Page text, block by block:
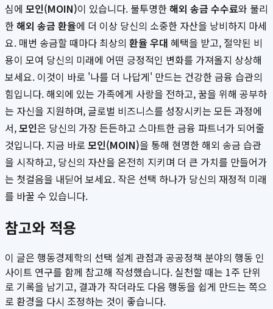
심에 모인(MOIN)이 있습니다. 불투명한해외 송금 수수료와 불리
한해외 송금 환율에 더 이상 당신의 소중한 자산을 낭비하지 마세
요. 매번 송금할 때마다 최상의 환율 우대 혜택을 받고, 절약된 비
용이 모여 당신의 미래에 어떤 긍정적인 변화를 가져올지 상상해
보세요. 이것이 바로 '나를 더 나답게' 만드는 건강한 금융 습관의
힘입니다. 해외에 있는 가족에게 사랑을 전하고, 꿈을 위해 공부하
는 자신을 지원하며, 글로벌 비즈니스를 성장시키는 모든 과정에
서,모인은 당신의 가장 든든하고 스마트한 금융 파트너가 되어줄
것입니다. 지금 바로 모인(MOIN)을 통해 현명한 해외 송금 습관
을 시작하고, 당신의 자산을 온전히 지키며 더 큰 가치를 만들어가
는 첫걸음을 내딛어 보세요. 작은 선택 하나가 당신의 재정적 미래
를 바꿀 수 있습니다.
참고와 적용
이 글은 행동경제학의 선택 설계 관점과 공공정책 분야의 행동 인
사이트 연구를 함께 참고해 작성했습니다. 실천할 때는 1주 단위
로 기록을 남기고, 결과가 작더라도 다음 행동을 쉽게 만드는 쪽으
로 환경을 다시 조정하는 것이 좋습니다.